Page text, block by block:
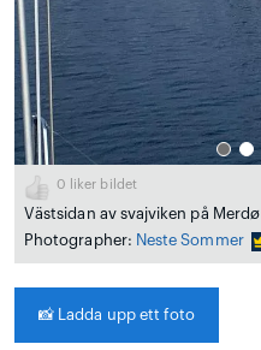
0 liker bildet
Västsidan av svajviken på Merdø
Photographer: Neste Sommer
📸 Ladda upp ett foto